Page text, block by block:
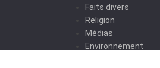
Faits divers
Religion
Médias
Environnement